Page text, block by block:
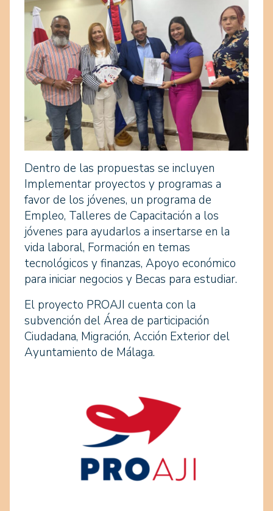
Dentro de las propuestas se incluyen
Implementar proyectos y programas a
favor de los jóvenes, un programa de
Empleo, Talleres de Capacitación a los
jóvenes para ayudarlos a insertarse en la
vida laboral, Formación en temas
tecnológicos y finanzas, Apoyo económico
para iniciar negocios y Becas para estudiar.
El proyecto PROAJI cuenta con la
subvención del Área de participación
Ciudadana, Migración, Acción Exterior del
Ayuntamiento de Málaga.